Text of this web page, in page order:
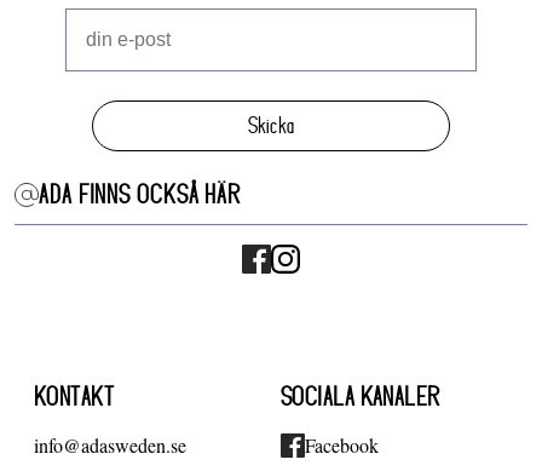
Skicka
ADA FINNS OCKSÅ HÄR
KONTAKT
info@adasweden.se
SOCIALA KANALER
Facebook